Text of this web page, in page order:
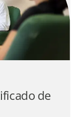
de